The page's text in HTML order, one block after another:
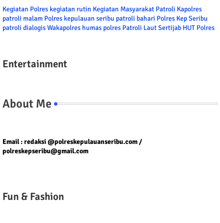
Kegiatan Polres kegiatan rutin Kegiatan Masyarakat Patroli Kapolres
patroli malam Polres kepulauan seribu patroli bahari Polres Kep Seribu
patroli dialogisWakapolres humas polres Patroli LautSertijab HUT Polres
Entertainment
About Me
Email : redaksi @polreskepulauanseribu.com /
polreskepseribu@gmail.com
Fun & Fashion